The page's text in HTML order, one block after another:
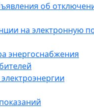
об
на электронную
энергоснабжения